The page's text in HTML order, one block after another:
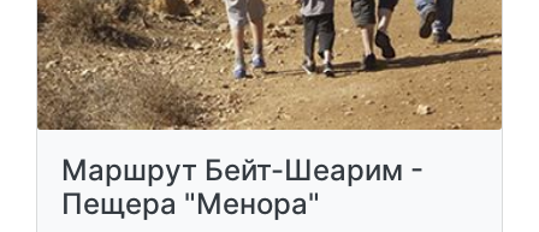
Маршрут Бейт-Шеарим -
Пещера "Менора"